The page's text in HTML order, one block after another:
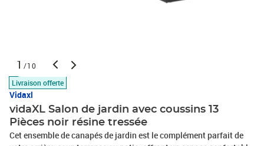
1 /10
Livraison offerte
Vidaxl
vidaXL Salon de jardin avec coussins 13
Pièces noir résine tressée
Cet ensemble de canapés de jardin est le complément parfait de